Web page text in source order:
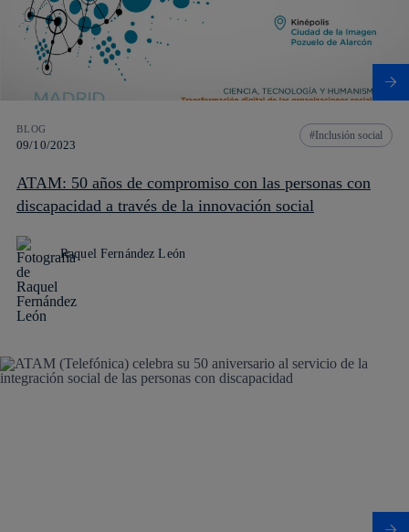
BLOG
09/10/2023
Inclusión social
ATAM: 50 años de compromiso con las personas con
discapacidad a través de la innovación social
Raquel Fernández León